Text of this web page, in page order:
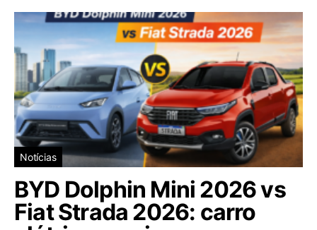
Notícias
BYD Dolphin Mini 2026 vs
Fiat Strada 2026: carro